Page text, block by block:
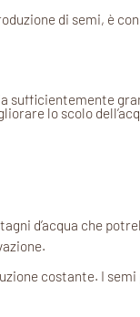
di semi, è
sufficientemente
lo scolo
d’acqua che
costante. I